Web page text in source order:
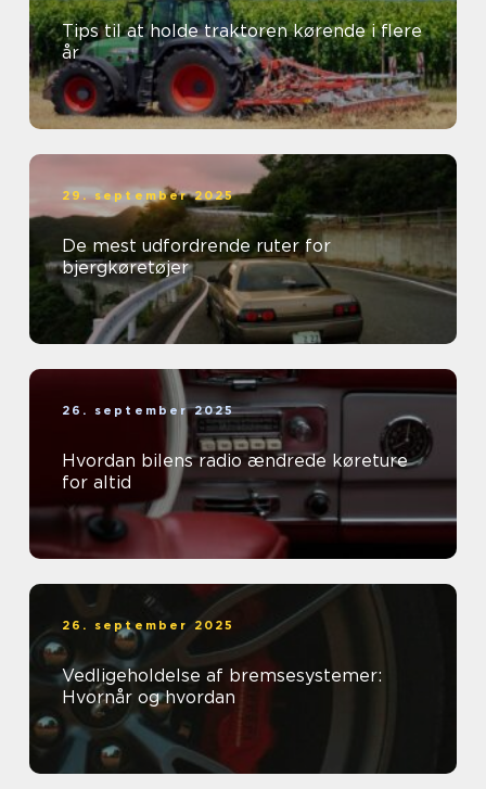
Tips til at holde traktoren kørende i flere
år
29. september 2025
De mest udfordrende ruter for
bjergkøretøjer
26. september 2025
Hvordan bilens radio ændrede køreture
for altid
26. september 2025
Vedligeholdelse af bremsesystemer:
Hvornår og hvordan